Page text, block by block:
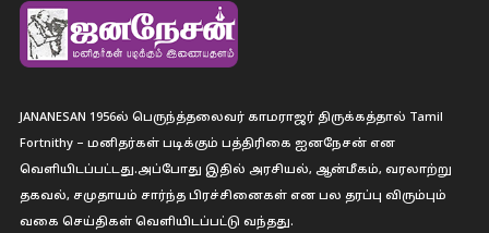
JANANESAN 1956ல் பெருந்த்தலைவர் காமராஜர் திருக்கத்தால் Tamil
Fortnithy – மனிதர்கள் படிக்கும் பத்திரிகை ஐனநேசன் என
வெளியிடப்பட்டது.அப்போது இதில் அரசியல், ஆன்மீகம், வரலாற்று
தகவல், சமுதாயம் சார்ந்த பிரச்சினைகள் என பல தரப்பு விரும்பும்
வகை செய்திகள் வெளியிடப்பட்டு வந்தது.